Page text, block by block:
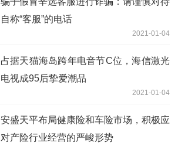
自称“客服”的电话
2021-01-04
占据天猫海岛跨年电音节C位，海信激光
电视成95后挚爱潮品
2021-01-04
安盛天平布局健康险和车险市场，积极应
对产险行业经营的严峻形势